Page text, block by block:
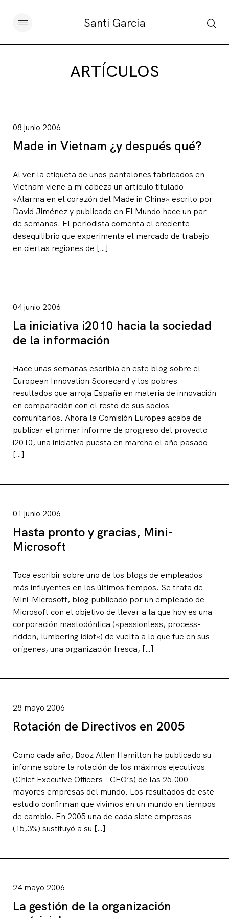
Santi García
Artículos
Charlas y conferencias
Libros
Sobre este blog
Contacto
Suscribirse
ARTÍCULOS
08 junio 2006
Made in Vietnam ¿y después qué?
Al ver la etiqueta de unos pantalones fabricados en
Vietnam viene a mi cabeza un artículo titulado
«Alarma en el corazón del Made in China» escrito por
David Jiménez y publicado en El Mundo hace un par
de semanas. El periodista comenta el creciente
desequilibrio que experimenta el mercado de trabajo
en ciertas regiones de […]
04 junio 2006
La iniciativa i2010 hacia la sociedad
de la información
Hace unas semanas escribía en este blog sobre el
European Innovation Scorecard y los pobres
resultados que arroja España en materia de innovación
en comparación con el resto de sus socios
comunitarios. Ahora la Comisión Europea acaba de
publicar el primer informe de progreso del proyecto
i2010, una iniciativa puesta en marcha el año pasado
[…]
01 junio 2006
Hasta pronto y gracias, Mini-
Microsoft
Toca escribir sobre uno de los blogs de empleados
más influyentes en los últimos tiempos. Se trata de
Mini-Microsoft, blog publicado por un empleado de
Microsoft con el objetivo de llevar a la que hoy es una
corporación mastodóntica («passionless, process-
ridden, lumbering idiot«) de vuelta a lo que fue en sus
orígenes, una organización fresca, […]
28 mayo 2006
Rotación de Directivos en 2005
Como cada año, Booz Allen Hamilton ha publicado su
informe sobre la rotación de los máximos ejecutivos
(Chief Executive Officers – CEO’s) de las 25.000
mayores empresas del mundo. Los resultados de este
estudio confirman que vivimos en un mundo en tiempos
de cambio. En 2005 una de cada siete empresas
(15,3%) sustituyó a su […]
24 mayo 2006
La gestión de la organización